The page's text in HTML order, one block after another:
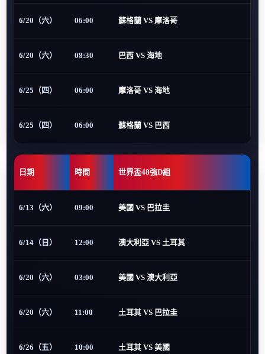
6/20（六） 06:00 蘇格蘭 VS 摩洛哥
6/20（六） 08:30 巴西 VS 海地
6/25（四） 06:00 摩洛哥 VS 海地
6/25（四） 06:00 蘇格蘭 VS 巴西
日期 時間 世界盃48強D組
6/13（六） 09:00 美國 VS 巴拉圭
6/14（日） 12:00 澳大利亞 VS 土耳其
6/20（六） 03:00 美國 VS 澳大利亞
6/20（六） 11:00 土耳其 VS 巴拉圭
6/26（五） 10:00 土耳其 VS 美國